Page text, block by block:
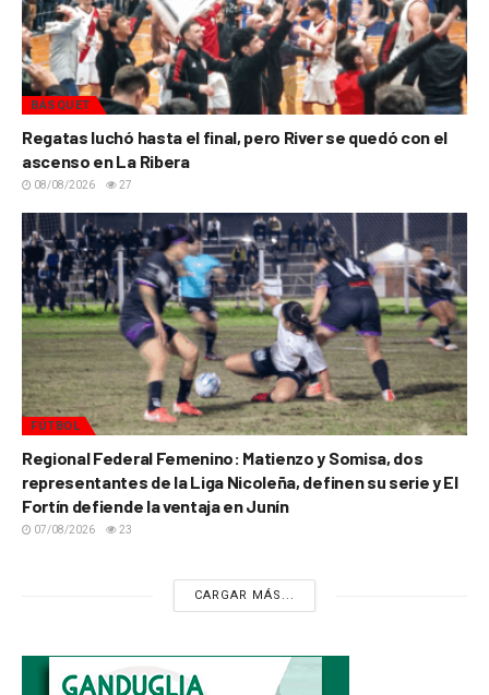
BÁSQUET
Regatas luchó hasta el final, pero River se quedó con el
ascenso en La Ribera
08/08/2026 27
FÚTBOL
Regional Federal Femenino: Matienzo y Somisa, dos
representantes de la Liga Nicoleña, definen su serie y El
Fortín defiende la ventaja en Junín
07/08/2026 23
CARGAR MÁS...